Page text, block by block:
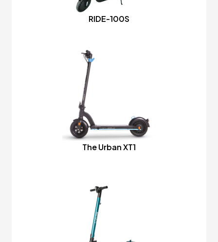
RIDE-100S
The Urban XT1